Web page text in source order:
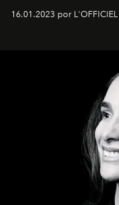
16.01.2023 por